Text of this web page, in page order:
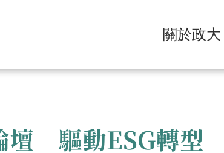
關於政大
壇 驅動ESG轉型